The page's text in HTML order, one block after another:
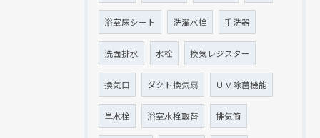
浴室床シート 洗濯水栓 手洗器
洗面排水 水栓 換気レジスター
換気口 ダクト換気扇 ＵＶ除菌機能
単水栓 浴室水栓取替 排気筒